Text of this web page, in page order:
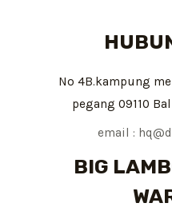
No 4B.kampung
pegang 09110
email :
BIG